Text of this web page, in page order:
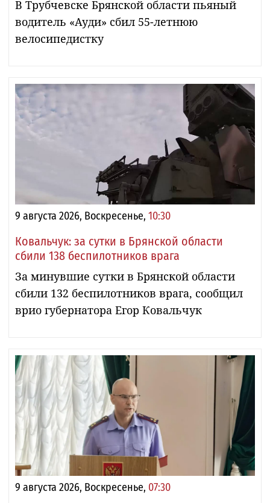
В Трубчевске Брянской области пьяный
водитель «Ауди» сбил 55-летнюю
велосипедистку
9 августа 2026, Воскресенье, 10:30
Ковальчук: за сутки в Брянской области
сбили 138 беспилотников врага
За минувшие сутки в Брянской области
сбили 132 беспилотников врага, сообщил
врио губернатора Егор Ковальчук
9 августа 2026, Воскресенье, 07:30